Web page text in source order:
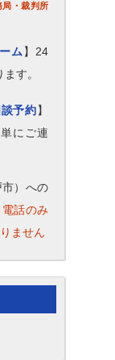
局・裁判所
ム 】24
す。
予約】
にご連
）への
電話のみ
ません